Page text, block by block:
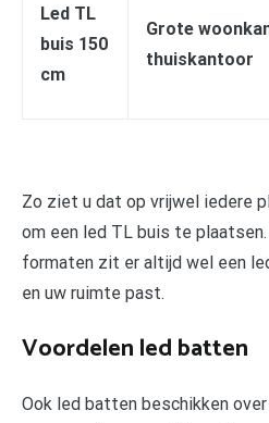
Led TL
buis 150
cm
Grote
thuiskantoor
Zo ziet u dat op vrijwel iedere
om een led TL buis te
formaten zit er altijd wel een
en uw ruimte past.
Voordelen led batten
Ook led batten beschikken